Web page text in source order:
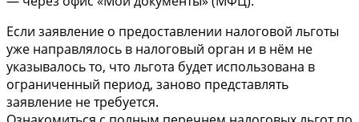
Если заявление о предоставлении налоговой льготы
уже направлялось в налоговый орган и в нём не
указывалось то, что льгота будет использована в
ограниченный период, заново представлять
заявление не требуется.